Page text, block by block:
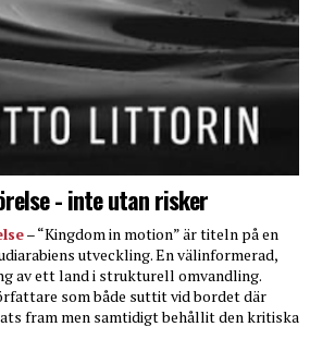
- inte utan risker
– “Kingdom in motion” är titeln på en
utveckling. En välinformerad,
av ett land i strukturell omvandling.
som både suttit vid bordet där
fram men samtidigt behållit den kritiska